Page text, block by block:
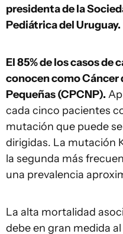
presidenta de la
Pediátrica del Uruguay.
El 85% de los casos de
conocen como Cáncer
Pequeñas (CPCNP).
cada cinco pacientes
mutación que puede
dirigidas. La mutación
la segunda más
una prevalencia
La alta mortalidad
debe en gran medida